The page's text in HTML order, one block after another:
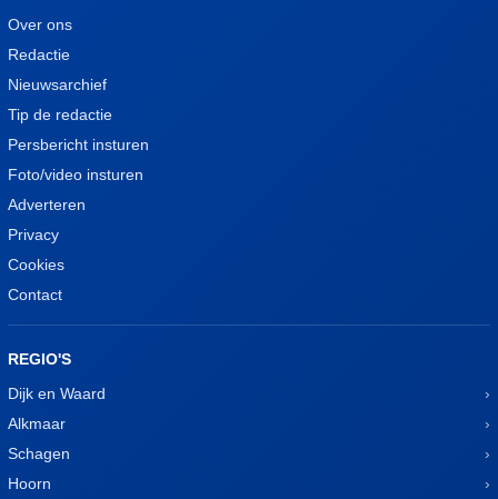
Over ons
Redactie
Nieuwsarchief
Tip de redactie
Persbericht insturen
Foto/video insturen
Adverteren
Privacy
Cookies
Contact
REGIO'S
Dijk en Waard
Alkmaar
Schagen
Hoorn